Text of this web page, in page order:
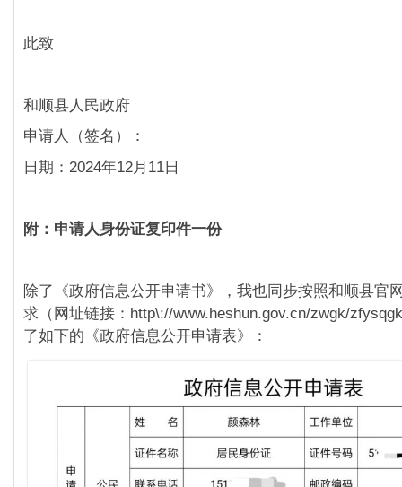
此致
和顺县人民政府
申请人（签名）：
日期：2024年12月11日
附：申请人身份证复印件一份
除了《政府信息公开申请书》，我也同步按照和顺县官
求（网址链接：http\://www.heshun.gov.cn/zwgk/
了如下的《政府信息公开申请表》：